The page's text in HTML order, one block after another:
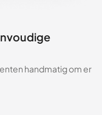
handmatig om er